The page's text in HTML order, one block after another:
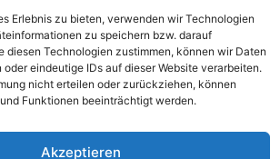
Erlebnis zu bieten, verwenden wir Technologien
zu speichern bzw. darauf
diesen Technologien zustimmen, können wir Daten
eindeutige IDs auf dieser Website verarbeiten.
nicht erteilen oder zurückziehen, können
Funktionen beeinträchtigt werden.
Akzeptieren
Camping Bergler GmbH
Peter-Leardi-Weg 4, 8054 Graz
Steiermark / Österreich​
316 225711 ​ •info@campingbergler.at​
Impressum
AGB
Datenschutzerklärung